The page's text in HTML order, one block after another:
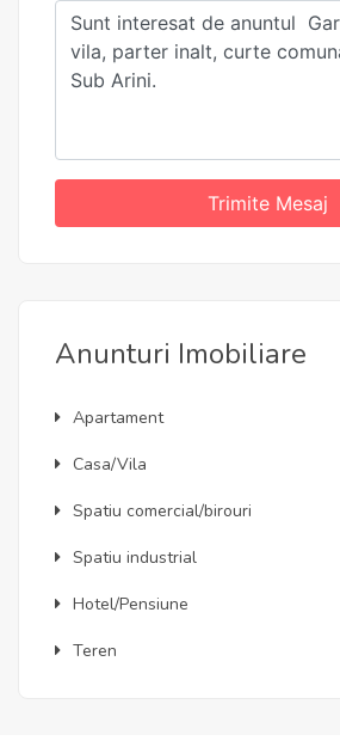
Trimite Mesaj
Anunturi Imobiliare
Apartament
Casa/Vila
Spatiu comercial/birouri
Spatiu industrial
Hotel/Pensiune
Teren